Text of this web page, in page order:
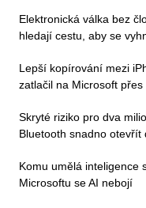
Elektronická válka bez
hledají cestu, aby se
Lepší kopírování mezi
zatlačil na Microsoft přes
Skryté riziko pro dva
Bluetooth snadno otevřít
Komu umělá inteligence
Microsoftu se AI nebojí